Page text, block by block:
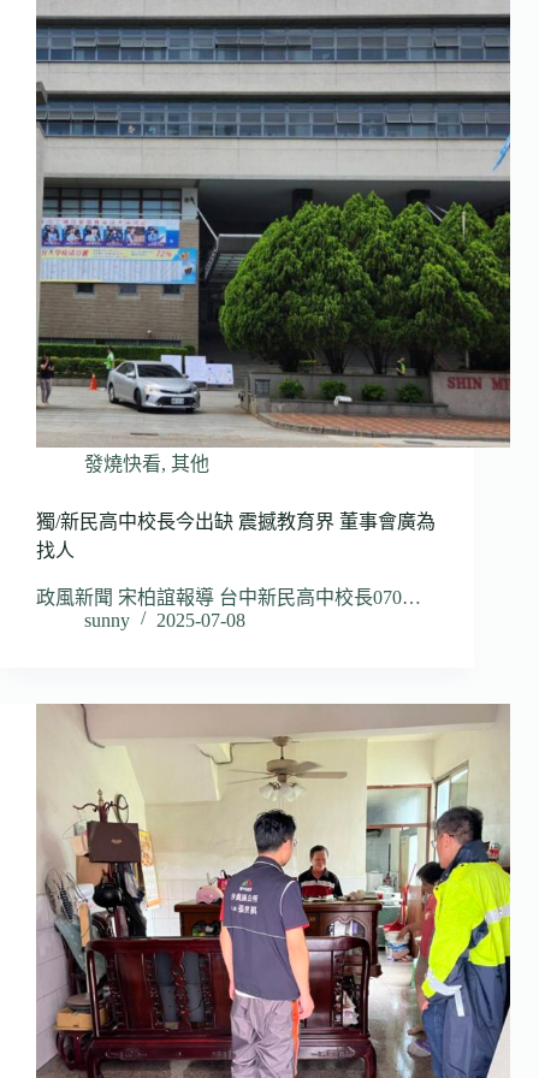
發燒快看, 其他
獨/新民高中校長今出缺 震撼教育界 董事會廣為
找人
政風新聞 宋柏誼報導 台中新民高中校長070…
sunny
2025-07-08